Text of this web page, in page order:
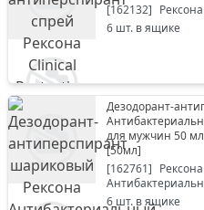
[162132] Рексона
6 шт. в ящике
Дезодорант-
для мужчин 50 мл
[50мл]
[162761] Рексона
6 шт. в ящике